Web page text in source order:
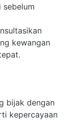
sebelum
kewangan
bijak dengan
kepercayaan